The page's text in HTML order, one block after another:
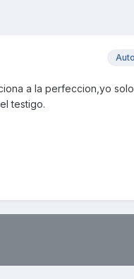
a la perfeccion,yo solo
testigo.